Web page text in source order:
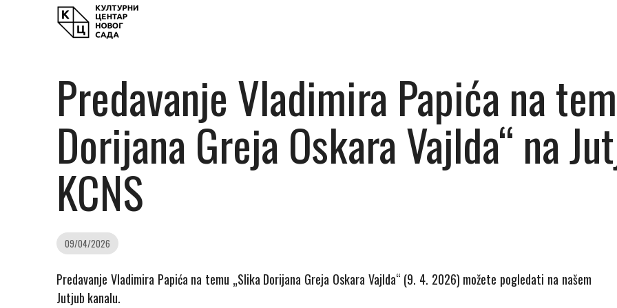
Predavanje Vladimira Papića na
Dorijana Greja Oskara Vajlda“ na
KCNS
09/04/2026
Predavanje Vladimira Papića na temu „Slika Dorijana Greja Oskara Vajlda“ (9. 4. 2026) možete pogledati na našem
Jutjub kanalu.